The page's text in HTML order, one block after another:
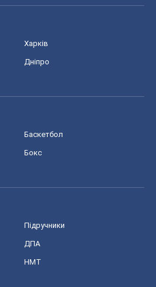
Харків
Дніпро
Баскетбол
Бокс
Підручники
ДПА
НМТ